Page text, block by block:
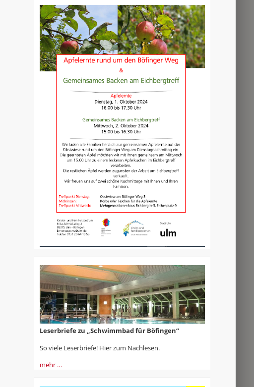
Leserbriefe zu „Schwimmbad für Böfingen“
So viele Leserbriefe! Hier zum Nachlesen.
mehr …